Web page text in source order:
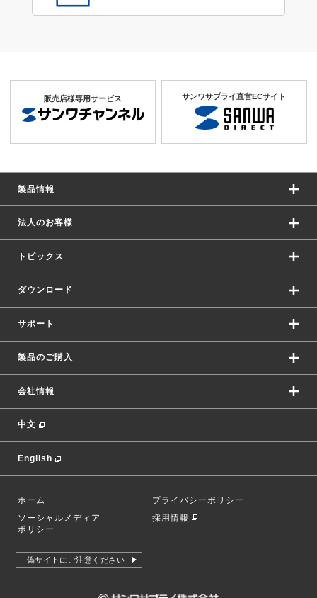
販売店様専用サービス サンワサプライ直営ECサイト
製品情報
法人のお客様
トピックス
ダウンロード
サポート
製品のご購入
会社情報
中文
English
ホーム プライバシーポリシー
ソーシャルメディア
ポリシー
採用情報
偽サイトにご注意ください